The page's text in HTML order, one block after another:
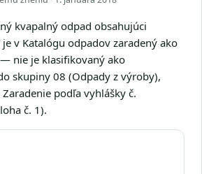
kvapalný odpad obsahujúci
v Katalógu odpadov zaradený ako
nie je klasifikovaný ako
skupiny 08 (Odpady z výroby),
podľa vyhlášky č.
č. 1).